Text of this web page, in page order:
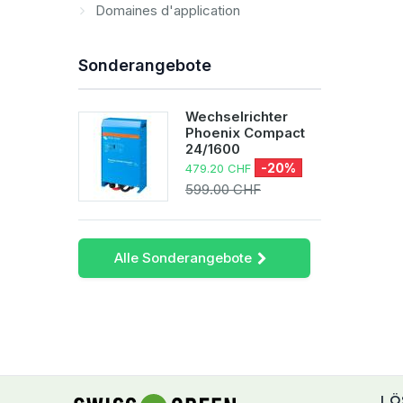
Domaines d'application
Sonderangebote
Wechselrichter
Phoenix Compact
24/1600
479.20 CHF -20%
599.00 CHF
Alle Sonderangebote